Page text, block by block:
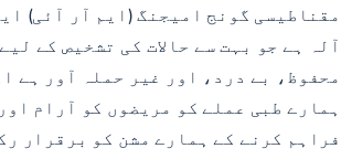
مقناطیسی گونج امیجنگ (ایم آر آئی)
آلہ ہے جو بہت سے حالات کی تشخیص کے
ہمارے طبی عملے کو مریضوں کو آرام
فراہم کرنے کے ہمارے مشن کو برقرار